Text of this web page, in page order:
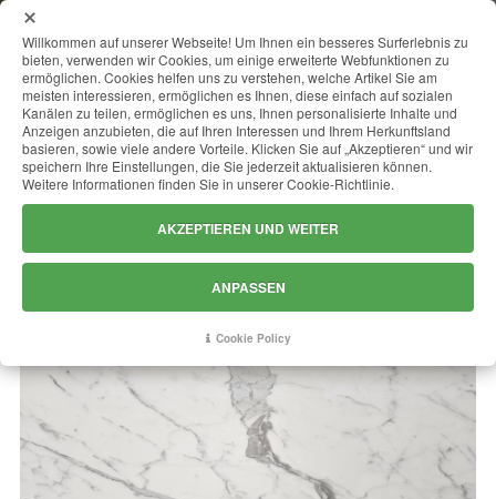
BIANCO STATUARIO
Willkommen auf unserer Webseite! Um Ihnen ein besseres Surferlebnis zu
bieten, verwenden wir Cookies, um einige erweiterte Webfunktionen zu
ermöglichen. Cookies helfen uns zu verstehen, welche Artikel Sie am
meisten interessieren, ermöglichen es Ihnen, diese einfach auf sozialen
Kanälen zu teilen, ermöglichen es uns, Ihnen personalisierte Inhalte und
Anzeigen anzubieten, die auf Ihren Interessen und Ihrem Herkunftsland
basieren, sowie viele andere Vorteile. Klicken Sie auf „Akzeptieren“ und wir
speichern Ihre Einstellungen, die Sie jederzeit aktualisieren können.
Weitere Informationen finden Sie in unserer Cookie-Richtlinie.
AKZEPTIEREN UND WEITER
ANPASSEN
Cookie Policy